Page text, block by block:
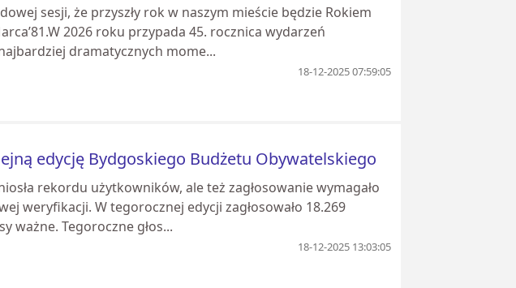
sesji, że przyszły rok w naszym mieście będzie Rokiem
2026 roku przypada 45. rocznica wydarzeń
dramatycznych mome...
18-12-2025 07:59:05
edycję Bydgoskiego Budżetu Obywatelskiego
rekordu użytkowników, ale też zagłosowanie wymagało
weryfikacji. W tegorocznej edycji zagłosowało 18.269
ważne. Tegoroczne głos...
18-12-2025 13:03:05